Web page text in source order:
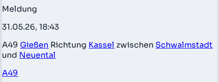
Meldung
31.05.26, 18:43
A49 Gießen Richtung Kassel zwischen Schwalmstadt
und Neuental
A49